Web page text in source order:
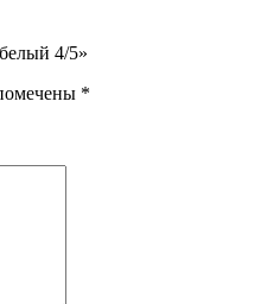
4/5»
*